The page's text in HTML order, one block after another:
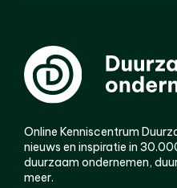
Online Kenniscentrum
nieuws en inspiratie in
duurzaam ondernemen,
meer.